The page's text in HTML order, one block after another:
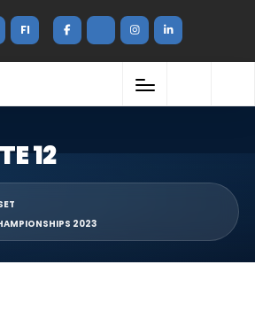
FI
12
2023